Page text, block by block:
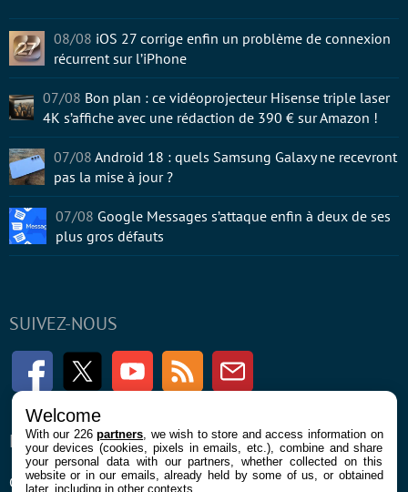
SUIVEZ-NOUS
FacebookTwitter Youtube RSS Newsletter
ENTREPRISE
Confidentialité et Cookies
À PROPOS
Contact
08/08 iOS 27 corrige enfin un problème de connexion
récurrent sur l’iPhone
07/08 Bon plan : ce vidéoprojecteur Hisense triple laser
4K s’affiche avec une rédaction de 390 € sur Amazon !
07/08 Android 18 : quels Samsung Galaxy ne recevront
pas la mise à jour ?
07/08 Google Messages s’attaque enfin à deux de ses
plus gros défauts
Welcome
With our 226partners , we wish to store and access information on
your devices (cookies, pixels in emails, etc.), combine and share
your personal data with our partners, whether collected on this
website or in our emails, already held by some of us, or obtained
later, including in other contexts.